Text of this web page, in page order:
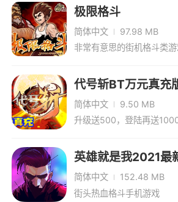
极限格斗
简体中文
97.98 MB
非常有意思的街机格斗类
代号斩BT万元真充
版
简体中文
9.50 MB
升级送500，登陆再送
英雄就是我2021最
简体中文
152.48 MB
街头热血格斗手机游戏